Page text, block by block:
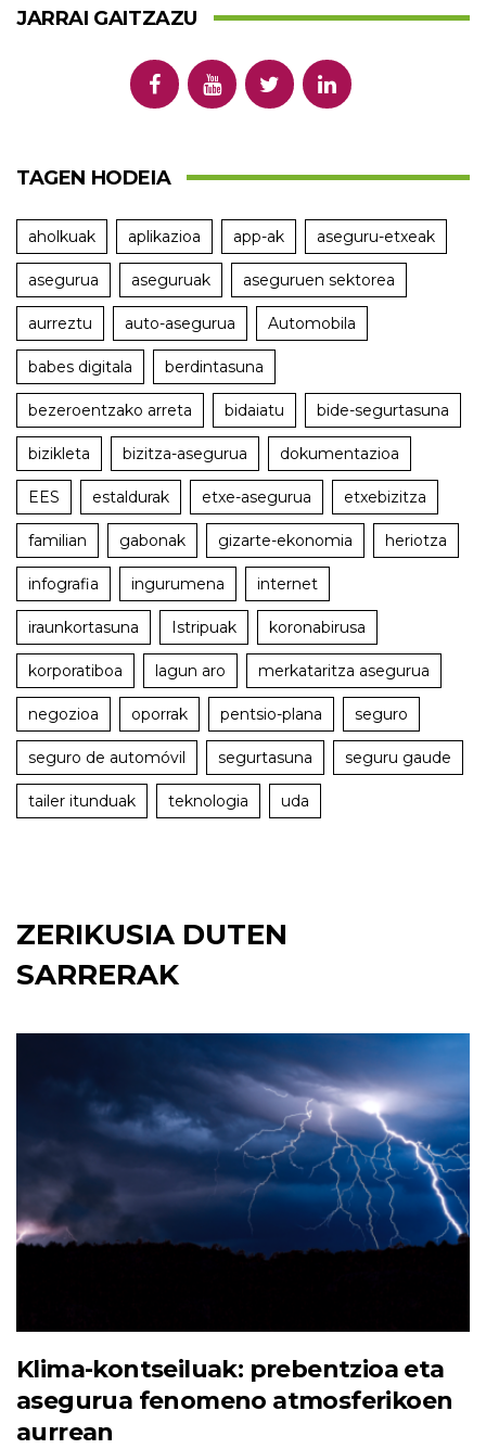
JARRAI GAITZAZU
TAGEN HODEIA
aholkuak aplikazioa app-ak aseguru-etxeak
asegurua aseguruak aseguruen sektorea
aurreztu auto-asegurua Automobila
babes digitala berdintasuna
bezeroentzako arreta bidaiatu bide-segurtasuna
bizikleta bizitza-asegurua dokumentazioa
EES estaldurak etxe-asegurua etxebizitza
familian gabonak gizarte-ekonomia heriotza
infografia ingurumena internet
iraunkortasuna Istripuak koronabirusa
korporatiboa lagun aro merkataritza asegurua
negozioa oporrak pentsio-plana seguro
seguro de automóvil segurtasuna seguru gaude
tailer itunduak teknologia uda
ZERIKUSIA DUTEN
SARRERAK
Klima-kontseiluak: prebentzioa eta
asegurua fenomeno atmosferikoen
aurrean